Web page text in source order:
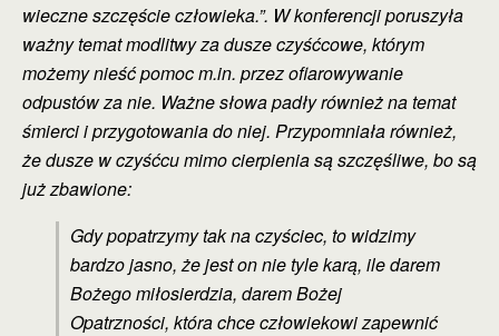
wieczne szczęście człowieka.”. W konferencji poruszyła
ważny temat modlitwy za dusze czyśćcowe, którym
możemy nieść pomoc m.in. przez ofiarowywanie
odpustów za nie. Ważne słowa padły również na temat
śmierci i przygotowania do niej. Przypomniała również,
że dusze w czyśćcu mimo cierpienia są szczęśliwe, bo są
już zbawione:
Gdy popatrzymy tak na czyściec, to widzimy
bardzo jasno,że jest on nie tyle karą, ile darem
Bożego miłosierdzia, darem Bożej
Opatrzności, która chce człowiekowi zapewnić